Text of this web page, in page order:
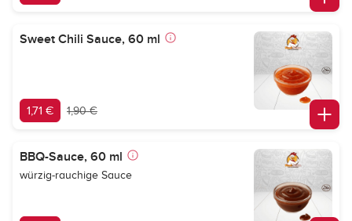
Sweet Chili Sauce, 60 ml
1,71 € 1,90 €
BBQ-Sauce, 60 ml
würzig-rauchige Sauce